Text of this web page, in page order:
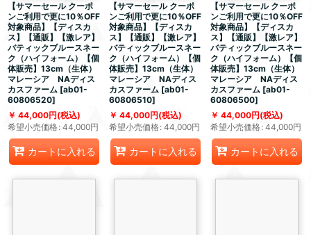
【サマーセール クーポ
ンご利用で更に10％OFF
対象商品】【ディスカ
ス】【通販】【激レア】
バティックブルースネー
ク（ハイフォーム）【個
体販売】13cm（生体）
マレーシア NAディス
カスファーム [ab01-
60806520]
44,000円(税込)
希望小売価格: 44,000円
カートに入れる
【サマーセール クーポ
ンご利用で更に10％OFF
対象商品】【ディスカ
ス】【通販】【激レア】
バティックブルースネー
ク（ハイフォーム）【個
体販売】13cm（生体）
マレーシア NAディス
カスファーム [ab01-
60806510]
44,000円(税込)
希望小売価格: 44,000円
カートに入れる
【サマーセール クーポ
ンご利用で更に10％OFF
対象商品】【ディスカ
ス】【通販】【激レア】
バティックブルースネー
ク（ハイフォーム）【個
体販売】13cm（生体）
マレーシア NAディス
カスファーム [ab01-
60806500]
44,000円(税込)
希望小売価格: 44,000円
カートに入れる